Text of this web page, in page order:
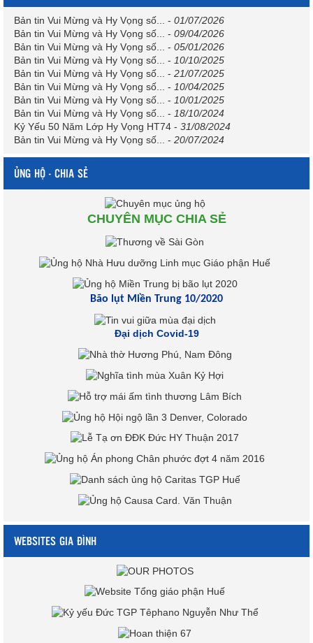
Bản tin Vui Mừng và Hy Vọng số... - 01/07/2026
Bản tin Vui Mừng và Hy Vọng số... - 09/04/2026
Bản tin Vui Mừng và Hy Vọng số... - 05/01/2026
Bản tin Vui Mừng và Hy Vọng số... - 10/10/2025
Bản tin Vui Mừng và Hy Vọng số... - 21/07/2025
Bản tin Vui Mừng và Hy Vọng số... - 10/04/2025
Bản tin Vui Mừng và Hy Vọng số... - 10/01/2025
Bản tin Vui Mừng và Hy Vọng số... - 18/10/2024
Kỷ Yếu 50 Năm Lớp Hy Vọng HT74 - 31/08/2024
Bản tin Vui Mừng và Hy Vọng số... - 20/07/2024
ỦNG HỘ - CHIA SẺ
CHUYÊN MỤC CHIA SẺ
Bão lụt Miền Trung 10/2020
Đại dịch Covid-19
WEBSITES GIA ĐÌNH